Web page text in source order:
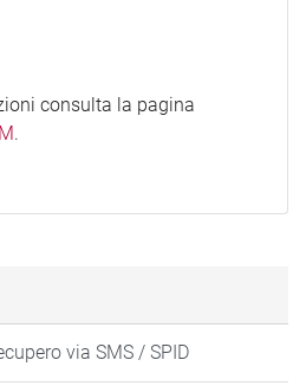
consulta la pagina
.
via SMS / SPID